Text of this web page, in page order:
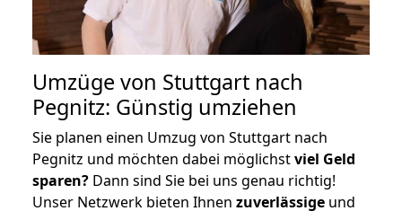
Umzüge von Stuttgart nach
Pegnitz: Günstig umziehen
Sie planen einen Umzug von Stuttgart nach
Pegnitz und möchten dabei möglichstviel Geld
sparen? Dann sind Sie bei uns genau richtig!
Unser Netzwerk bieten Ihnen zuverlässige und